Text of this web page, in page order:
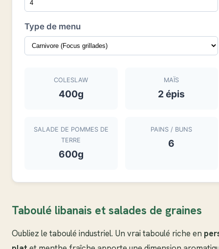
Type de menu
COLESLAW
400g
MAÏS
2 épis
SALADE DE POMMES DE
TERRE
600g
PAINS / BUNS
6
Taboulé libanais et salades de graines
Oubliez le taboulé industriel. Un vrai taboulé riche en